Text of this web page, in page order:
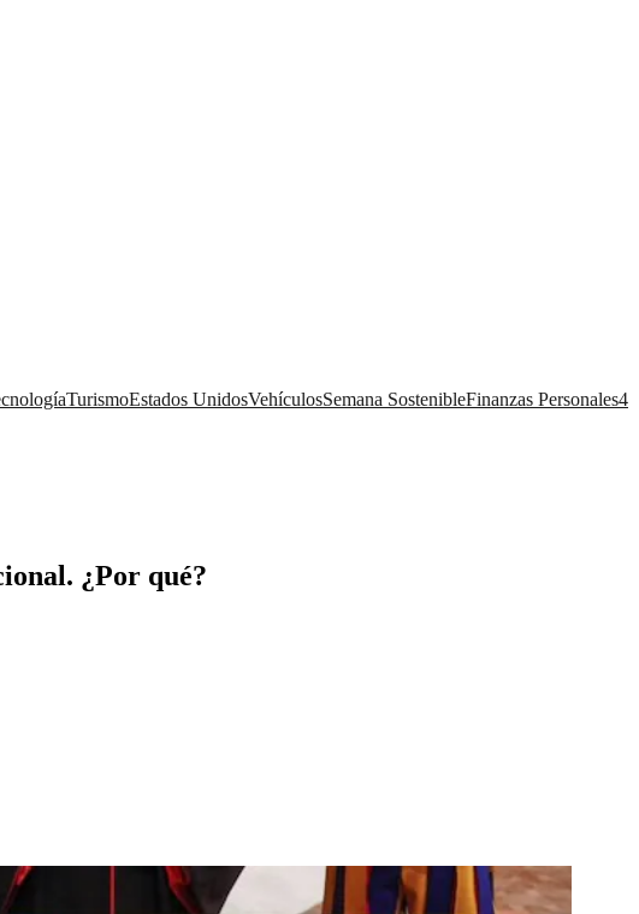
TurismoEstados UnidosVehículosSemana SostenibleFinanzas Personales4
¿Por qué?